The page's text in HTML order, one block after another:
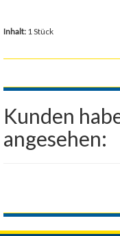
Inhalt: 1 Stück
Kunden
angesehen: